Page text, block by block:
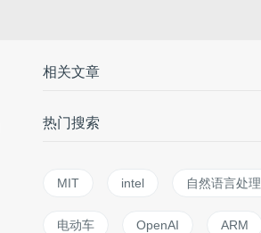
相关文章
热门搜索
MIT intel 自然语言处理
电动车 OpenAI ARM